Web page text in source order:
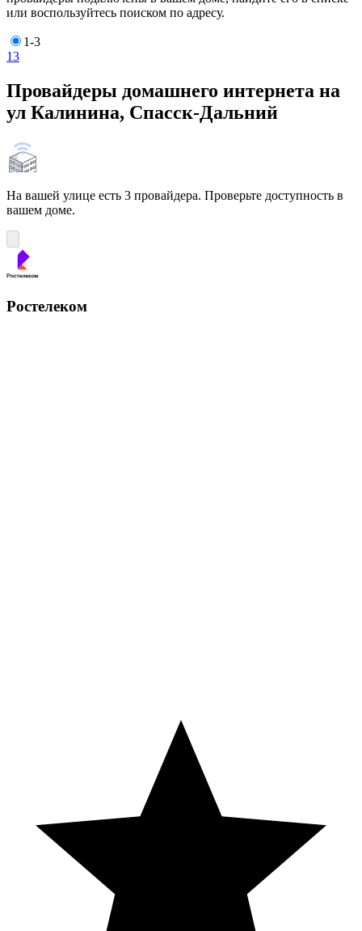
или воспользуйтесь поиском по адресу.
1-3
13
Провайдеры домашнего интернета на
ул Калинина, Спасск-Дальний
На вашей улице есть 3 провайдера. Проверьте доступность в
вашем доме.
Ростелеком